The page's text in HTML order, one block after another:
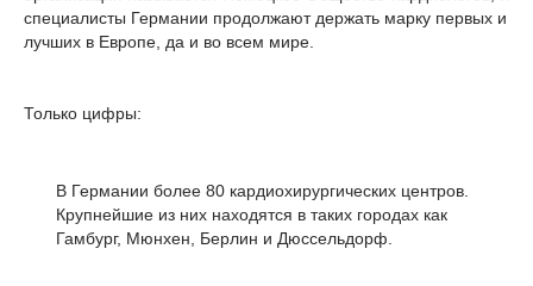
специалисты Германии продолжают держать марку первых и
лучших в Европе, да и во всем мире.
Только цифры:
В Германии более 80 кардиохирургических центров.
Крупнейшие из них находятся в таких городах как
Гамбург, Мюнхен, Берлин и Дюссельдорф.